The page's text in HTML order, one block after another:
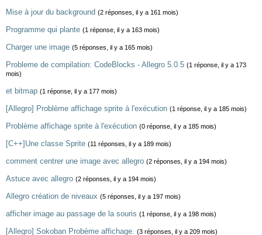
Mise à jour du background (2 réponses, il y a 161 mois)
Programme qui plante (1 réponse, il y a 163 mois)
Charger une image (5 réponses, il y a 165 mois)
Probleme de compilation: CodeBlocks - Allegro 5.0.5 (1 réponse, il y a 173
mois)
et bitmap (1 réponse, il y a 177 mois)
[Allegro] Problème affichage sprite à l'exécution (1 réponse, il y a 185 mois)
Problème affichage sprite à l'exécution (0 réponse, il y a 185 mois)
[C++]Une classe Sprite (11 réponses, il y a 189 mois)
comment centrer une image avec allegro (2 réponses, il y a 194 mois)
Astuce avec allegro (2 réponses, il y a 194 mois)
Allegro création de niveaux (5 réponses, il y a 197 mois)
afficher image au passage de la souris (1 réponse, il y a 198 mois)
[Allegro] Sokoban Probème affichage. (3 réponses, il y a 209 mois)